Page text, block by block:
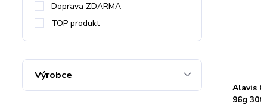
Alavis
96g
Doprava ZDARMA
TOP produkt
Výrobce